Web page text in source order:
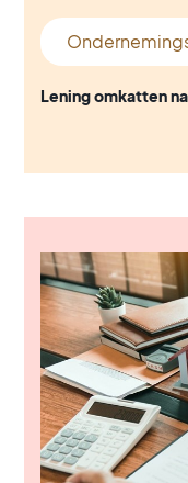
Lening omkatten